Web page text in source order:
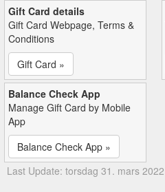
Gift Card details
Gift Card Webpage, Terms &
Conditions
Gift Card »
Balance Check App
Manage Gift Card by Mobile
App
Balance Check App »
Last Update: torsdag 31. mars 2022